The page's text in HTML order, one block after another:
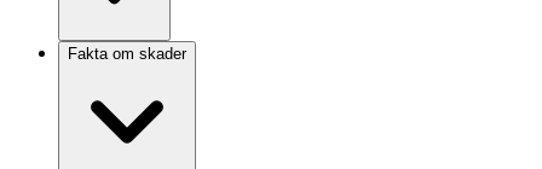
Fakta om skader